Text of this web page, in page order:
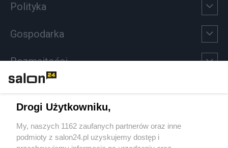
Polityka
Gospodarka
Rozmaitości
Sport
Społeczeństwo
Drogi Użytkowniku,
My, naszych 1162 zaufanych partnerów oraz inne
podmioty z salon24.pl uzyskujemy dostęp i